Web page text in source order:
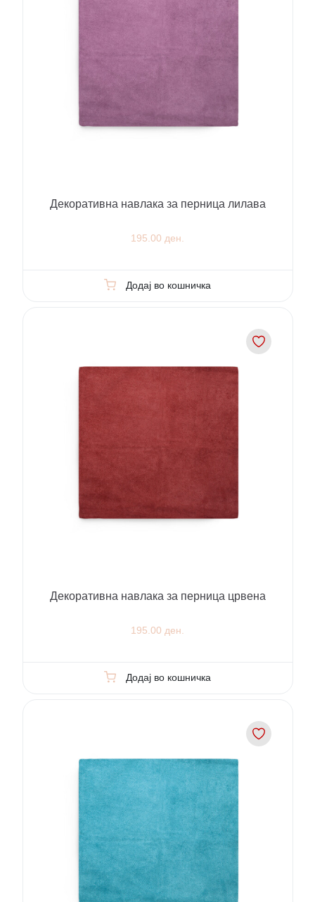
Декоративна навлака за перница лилава
195.00 ден.
Додај во кошничка
Декоративна навлака за перница црвена
195.00 ден.
Додај во кошничка